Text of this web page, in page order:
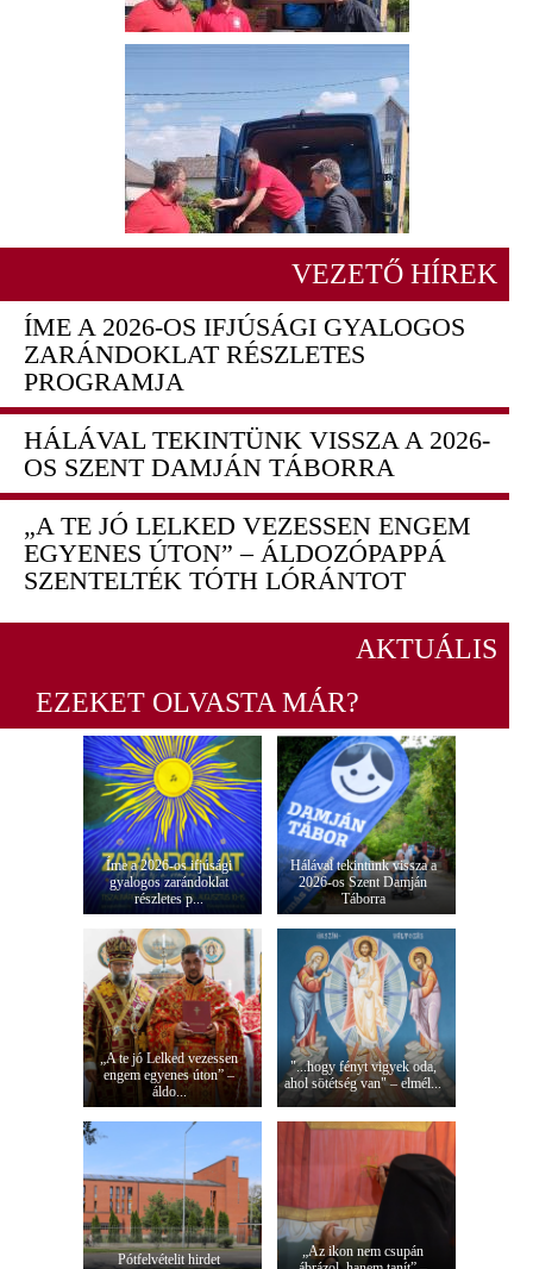
VEZETŐ HÍREK
ÍME A 2026-OS IFJÚSÁGI GYALOGOS
ZARÁNDOKLAT RÉSZLETES
PROGRAMJA
HÁLÁVAL TEKINTÜNK VISSZA A 2026-
OS SZENT DAMJÁN TÁBORRA
„A TE JÓ LELKED VEZESSEN ENGEM
EGYENES ÚTON” – ÁLDOZÓPAPPÁ
SZENTELTÉK TÓTH LÓRÁNTOT
AKTUÁLIS
EZEKET OLVASTA MÁR?
Íme a 2026-os ifjúsági
gyalogos zarándoklat
részletes p...
Hálával tekintünk vissza a
2026-os Szent Damján
Táborra
„A te jó Lelked vezessen
engem egyenes úton” –
áldo...
"...hogy fényt vigyek oda,
ahol sötétség van" – elmél...
Pótfelvételit hirdet
„Az ikon nem csupán